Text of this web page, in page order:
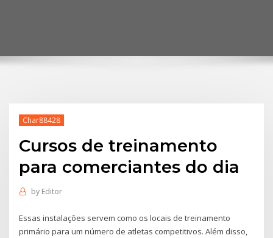
Char88428
Cursos de treinamento
para comerciantes do dia
by Editor
Essas instalações servem como os locais de treinamento
primário para um número de atletas competitivos. Além disso,